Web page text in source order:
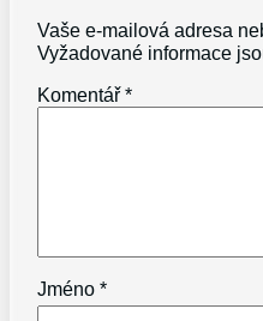
Vaše e-mailová adresa
Vyžadované informace
Komentář*
Jméno*